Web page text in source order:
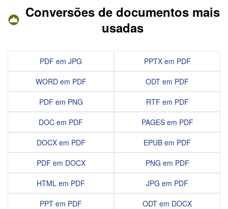
Conversões de documentos mais
usadas
PDF em JPG
WORD em PDF
PDF em PNG
DOC em PDF
DOCX em PDF
PDF em DOCX
HTML em PDF
PPT em PDF
PPTX em PDF
ODT em PDF
RTF em PDF
PAGES em PDF
EPUB em PDF
PNG em PDF
JPG em PDF
ODT em DOCX